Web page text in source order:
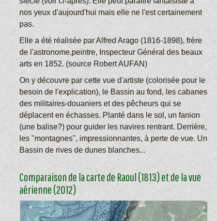
nos yeux d'aujourd'hui mais elle ne l'est certainement
pas.
Elle a été réalisée par Alfred Arago (1816-1898), frère
de l'astronome,peintre, Inspecteur Général des beaux
arts en 1852. (source Robert AUFAN)
On y découvre par cette vue d'artiste (colorisée pour le
besoin de l'explication), le Bassin au fond, les cabanes
des militaires-douaniers et des pêcheurs qui se
déplacent en échasses. Planté dans le sol, un fanion
(une balise?) pour guider les navires rentrant. Derrière,
les "montagnes", impressionnantes, à perte de vue. Un
Bassin de rives de dunes blanches...
Comparaison de la carte de Raoul (1813) et de la vue
aérienne (2012)